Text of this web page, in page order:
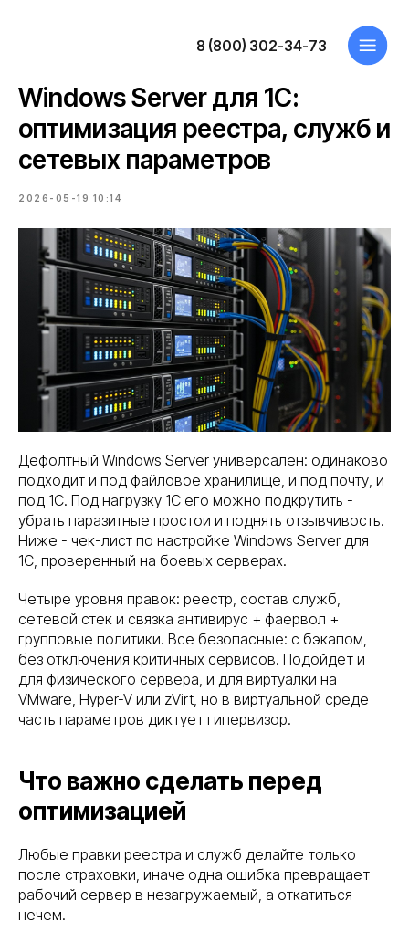
Windows Server для 1С:
оптимизация реестра, служб и
сетевых параметров
2026-05-19 10:14
Дефолтный Windows Server универсален: одинаково
подходит и под файловое хранилище, и под почту, и
под 1С. Под нагрузку 1С его можно подкрутить -
убрать паразитные простои и поднять отзывчивость.
Ниже - чек-лист по настройке Windows Server для
1С, проверенный на боевых серверах.
Четыре уровня правок: реестр, состав служб,
сетевой стек и связка антивирус + фаервол +
групповые политики. Все безопасные: с бэкапом,
без отключения критичных сервисов. Подойдёт и
для физического сервера, и для виртуалки на
VMware, Hyper-V или zVirt, но в виртуальной среде
часть параметров диктует гипервизор.
Что важно сделать перед
оптимизацией
Любые правки реестра и служб делайте только
после страховки, иначе одна ошибка превращает
рабочий сервер в незагружаемый, а откатиться
нечем.